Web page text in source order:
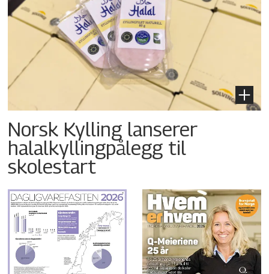
Norsk Kylling lanserer
halalkyllingpålegg til
skolestart